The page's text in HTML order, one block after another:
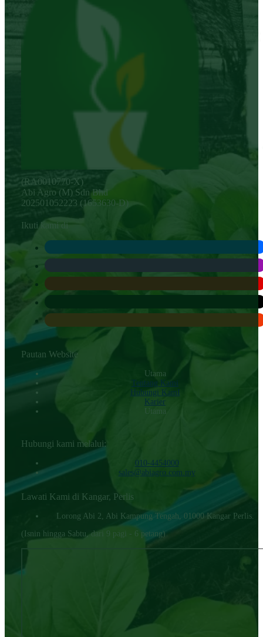
(RA0010770-X)
Abi Agro (M) Sdn Bhd
202501052223 (1653630-D)
Ikuti kami di
Pautan Website
Utama
Tentang Kami
Hubungi KamI
Karier
Utama
Hubungi kami melalui:
010-4454000‬
sales@abiagro.com.my
Lawati Kami di Kangar, Perlis
Lorong Abi 2, Abi Kampung Tengah, 01000 Kangar Perlis.
(Isnin hingga Sabtu, dari 9 pagi - 6 petang)